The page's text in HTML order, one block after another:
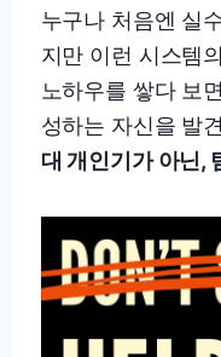
누구나 처음엔 실
지만 이런 시스템
노하우를 쌓다 보
성하는 자신을 발
대 개인기가 아닌,